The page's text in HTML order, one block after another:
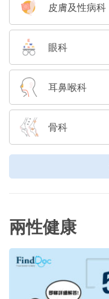
皮膚及性病科
眼科
耳鼻喉科
骨科
兩性健康